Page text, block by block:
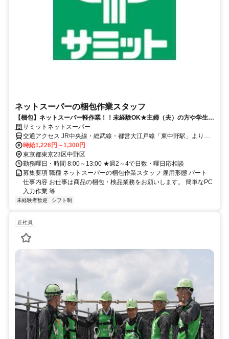
ネットスーパーの梱包作業スタッフ
【梱包】ネットスーパー軽作業！！未経験OK★主婦（夫）の方や学生さ
ん・フリーターさんなど活躍中！
サミットネットスーパー
交通アクセス JR中央線・総武線・都営大江戸線「東中野駅」より徒
歩3分
時給1,226円～1,300円
東京都東京23区中野区
勤務曜日・時間 8:00～13:00 ★週2～4で日数・曜日応相談
募集要項 職種 ネットスーパーの梱包作業スタッフ 雇用形態 パート
仕事内容 お仕事は商品の梱包・検品業務をお願いします。 簡単なPC
入力作業 等
未経験者歓迎 シフト制
正社員